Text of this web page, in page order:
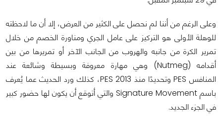
وعلى الرغم من أننا لم نحصل على الكثير من العرض، إلا أن ما لاحظته
للوهلة الأولى هو التركيز على عامل الجري ومناورة الخصم من خلال
تمرير الكرة من جانبه والهروب من الجانب الآخر أو تمريرها من بين
أقدامه (Nutmeg) وهي مهارة معروفة وبسيطة وشائعة عند
المنافس PES وتحديدًا منذ PES 2013، كذلك ورد الحديث عما يُعرف
باسم Signature Movement والتي أتوقع أن يكون لها حضور كبير
في الجزء الجديد.